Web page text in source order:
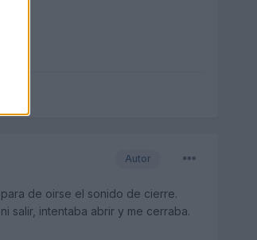
Autor
de oirse el sonido de cierre.
salir, intentaba abrir y me cerraba.